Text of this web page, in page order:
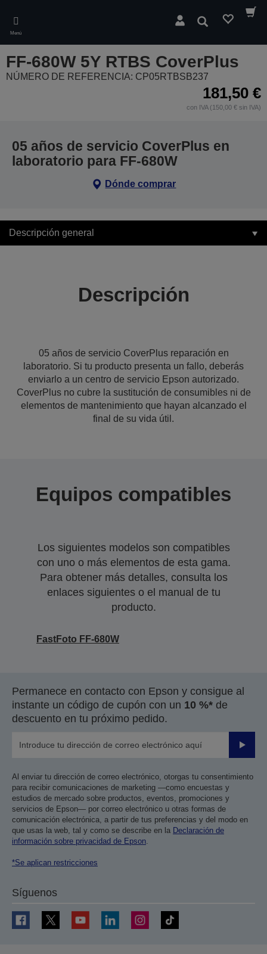
main
content
Menú
Buscar
FF-680W 5Y RTBS CoverPlus
NÚMERO DE REFERENCIA: CP05RTBSB237
181,50 €
con IVA (150,00 € sin IVA)
05 años de servicio CoverPlus en
laboratorio para FF-680W
Dónde comprar
Descripción general
Descripción
05 años de servicio CoverPlus reparación en
laboratorio. Si tu producto presenta un fallo, deberás
enviarlo a un centro de servicio Epson autorizado.
CoverPlus no cubre la sustitución de consumibles ni de
elementos de mantenimiento que hayan alcanzado el
final de su vida útil.
Equipos compatibles
Los siguientes modelos son compatibles
con uno o más elementos de esta gama.
Para obtener más detalles, consulta los
enlaces siguientes o el manual de tu
producto.
FastFoto FF-680W
Permanece en contacto con Epson y consigue al
instante un código de cupón con un 10 %* de
descuento en tu próximo pedido.
Enviar
Al enviar tu dirección de correo electrónico, otorgas tu consentimiento
para recibir comunicaciones de marketing —como encuestas y
estudios de mercado sobre productos, eventos, promociones y
servicios de Epson— por correo electrónico u otras formas de
comunicación electrónica, a partir de tus preferencias y del modo en
que usas la web, tal y como se describe en la Declaración de
información sobre privacidad de Epson.
*Se aplican restricciones
Síguenos